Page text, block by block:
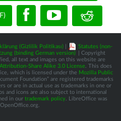
(Gizlilik Politikası)
Statutes (non-
(binding German version)
| Copyright
all text and images on this website are
Share Alike 3.0 License. This does
which is licensed under the Mozilla Public
Foundation” are registered trademarks
or are in actual use as trademarks in one or
and icons are also subject to international
in our trademark policy. LibreOffice was